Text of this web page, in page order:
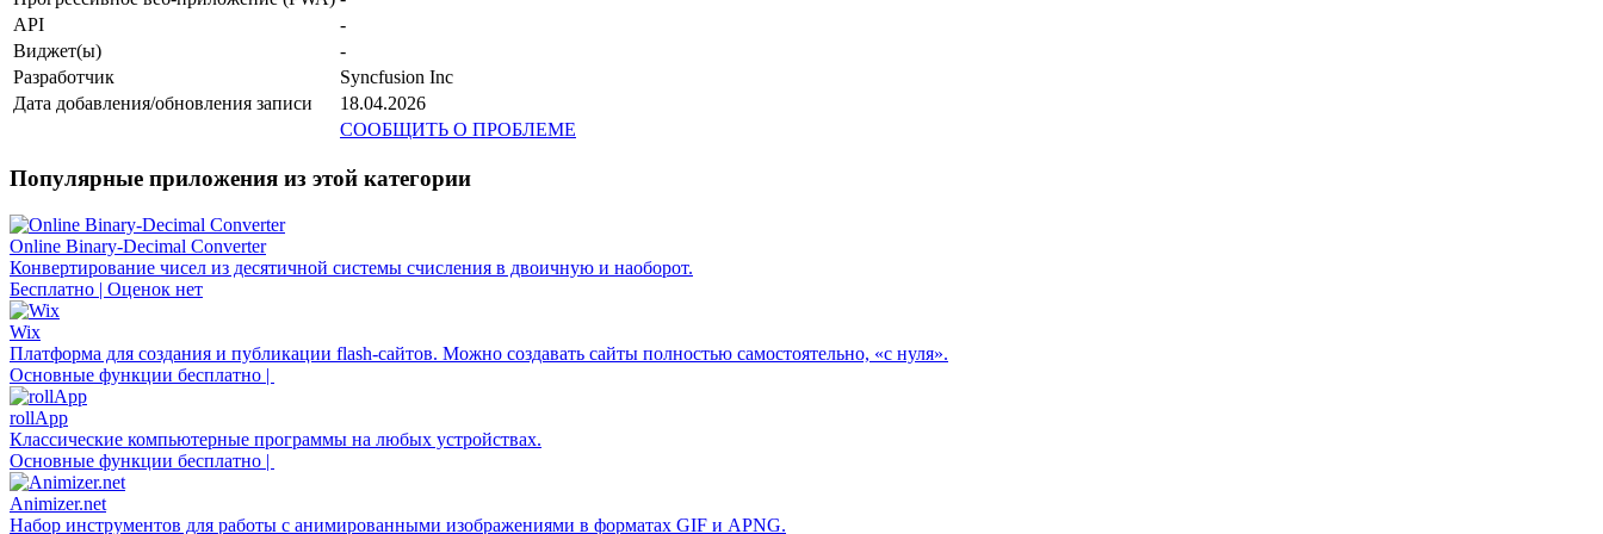
API
-
Виджет(ы)
-
Разработчик
Syncfusion Inc
Дата добавления/обновления записи
18.04.2026
СООБЩИТЬ О ПРОБЛЕМЕ
Популярные приложения из этой категории
Online Binary-Decimal Converter
Конвертирование чисел из десятичной системы счисления в двоичную и наоборот.
Бесплатно | Оценок нет
Wix
Платформа для создания и публикации flash-сайтов. Можно создавать сайты полностью самостоятельно, «с нуля».
Основные функции бесплатно |
rollApp
Классические компьютерные программы на любых устройствах.
Основные функции бесплатно |
Animizer.net
Набор инструментов для работы с анимированными изображениями в форматах GIF и APNG.